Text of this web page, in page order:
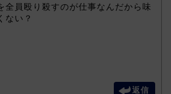
全員殴り殺すのが仕事なんだから味
ない？
返信